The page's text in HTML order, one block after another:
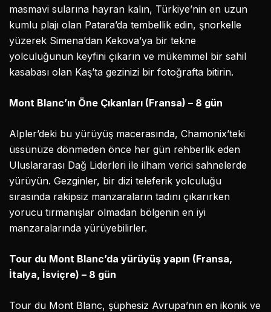
masmavi sularına hayran kalın, Türkiye’nin en uzun
kumlu plajı olan Patara’da tembellik edin, şnorkelle
yüzerek Simena’dan Kekova’ya bir tekne
yolculuğunun keyfini çıkarın ve mükemmel bir sahil
kasabası olan Kaş’ta gezinizi bir fotoğrafta bitirin.
Mont Blanc’ın Öne Çıkanları (Fransa) – 8 gün
Alpler’deki bu yürüyüş macerasında, Chamonix’teki
üssünüze dönmeden önce her gün rehberlik eden
Uluslararası Dağ Liderleri ile ilham verici sahnelerde
yürüyün. Gezginler, bir dizi teleferik yolculuğu
sırasında rakipsiz manzaraların tadını çıkarırken
yorucu tırmanışlar olmadan bölgenin en iyi
manzaralarında yürüyebilirler.
Tour du Mont Blanc’da yürüyüş yapın (Fransa,
İtalya, İsviçre) – 8 gün
Tour du Mont Blanc, şüphesiz Avrupa’nın en ikonik ve